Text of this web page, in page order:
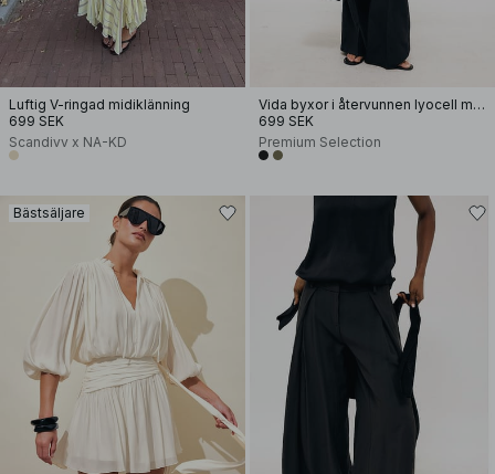
Luftig V-ringad midiklänning
699 SEK
Scandivv x NA-KD
Vida byxor i återvunnen lyocell med mellanhög midja
699 SEK
Premium Selection
Bästsäljare